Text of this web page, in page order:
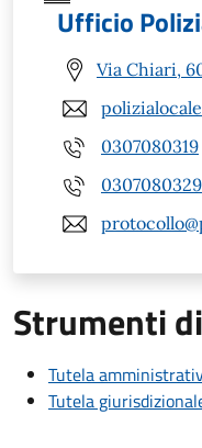
Ufficio
Via Chiari,
0307080319
0307080329
Strumenti
Tutela
Tutela